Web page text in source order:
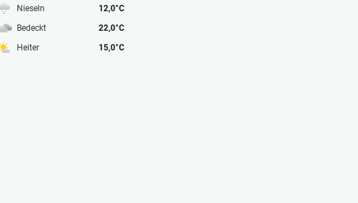
Nieseln
12,0°C
Bedeckt
22,0°C
Heiter 15,0°C